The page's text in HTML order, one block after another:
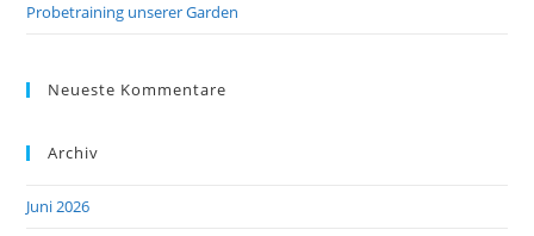
Probetraining unserer Garden
Neueste Kommentare
Archiv
Juni 2026